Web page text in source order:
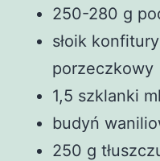
250-280 g
słoik
porzeczkowy
1,5 szklanki
budyń
250 g